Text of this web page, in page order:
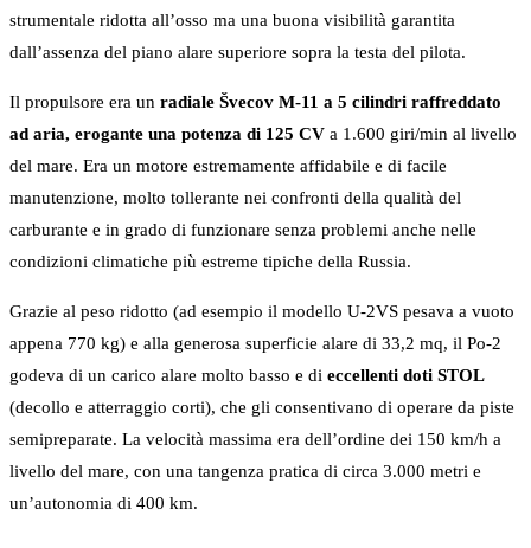
strumentale ridotta all’osso ma una buona visibilità garantita
dall’assenza del piano alare superiore sopra la testa del pilota.
Il propulsore era un radiale Švecov M-11 a 5 cilindri raffreddato
ad aria, erogante una potenza di 125 CV a 1.600 giri/min al livello
del mare. Era un motore estremamente affidabile e di facile
manutenzione, molto tollerante nei confronti della qualità del
carburante e in grado di funzionare senza problemi anche nelle
condizioni climatiche più estreme tipiche della Russia.
Grazie al peso ridotto (ad esempio il modello U-2VS pesava a vuoto
appena 770 kg) e alla generosa superficie alare di 33,2 mq, il Po-2
godeva di un carico alare molto basso e di eccellenti doti STOL
(decollo e atterraggio corti), che gli consentivano di operare da piste
semipreparate. La velocità massima era dell’ordine dei 150 km/h a
livello del mare, con una tangenza pratica di circa 3.000 metri e
un’autonomia di 400 km.